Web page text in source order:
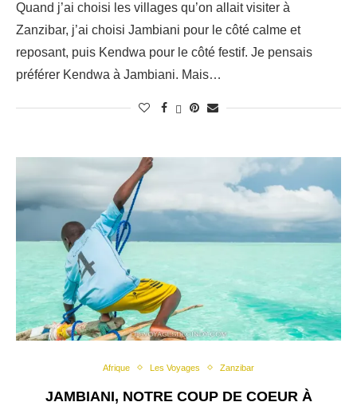
Quand j’ai choisi les villages qu’on allait visiter à
Zanzibar, j’ai choisi Jambiani pour le côté calme et
reposant, puis Kendwa pour le côté festif. Je pensais
préférer Kendwa à Jambiani. Mais…
Afrique Les Voyages Zanzibar
JAMBIANI, NOTRE COUP DE COEUR À